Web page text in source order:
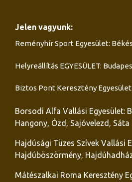
Jelen vagyunk:
Reményhír Sport Egyesület: Békés
Helyreállítás EGYESÜLET:
Biztos Pont Keresztény
Borsodi Alfa Vallási Egyesület:
Hangony, Ózd, Sajóvelezd, Sáta
Hajdúsági Tüzes Szívek Vallási
Hajdúböszörmény,
Mátészalkai Roma Keresztény